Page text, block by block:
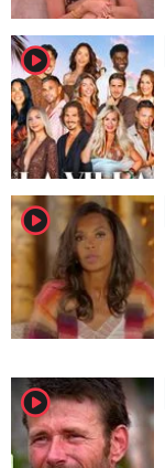
player2
player2
player2